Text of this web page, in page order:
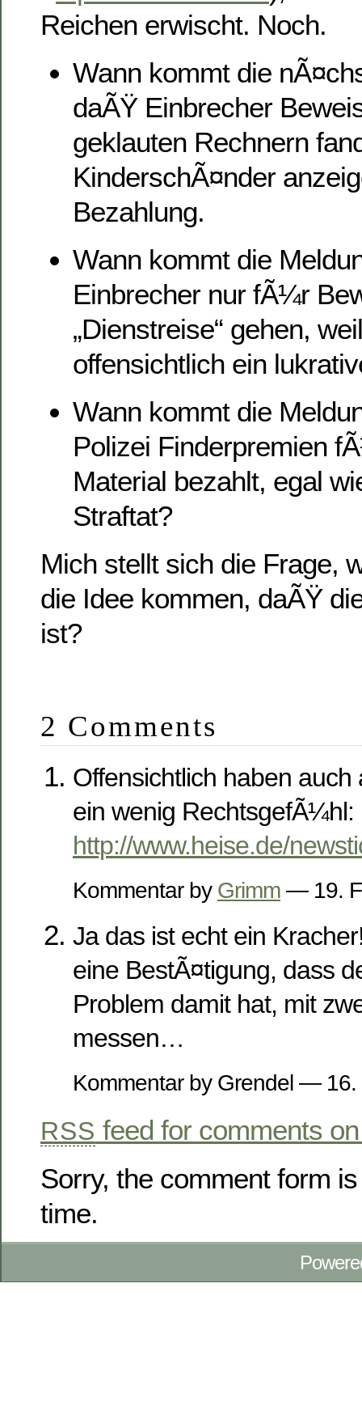
Reichen erwischt. Noch.
Wann kommt die
daÃŸ Einbrecher
geklauten Rechnern
KinderschÃ¤nder
Bezahlung.
Wann kommt die
Einbrecher nur fÃ¼r
„Dienstreise“ gehen,
offensichtlich ein
Wann kommt die
Polizei Finderpremien
Material bezahlt, egal
Straftat?
Mich stellt sich die Frage,
die Idee kommen, daÃŸ
ist?
2 Comments
Offensichtlich haben
ein wenig RechtsgefÃ¼hl:
http://www.heise.de/
Kommentar by Grimm — 19.
Ja das ist echt ein
eine BestÃ¤tigung, dass
Problem damit hat, mit
messen…
Kommentar by Grendel —
RSS feed for comments
Sorry, the comment form
time.